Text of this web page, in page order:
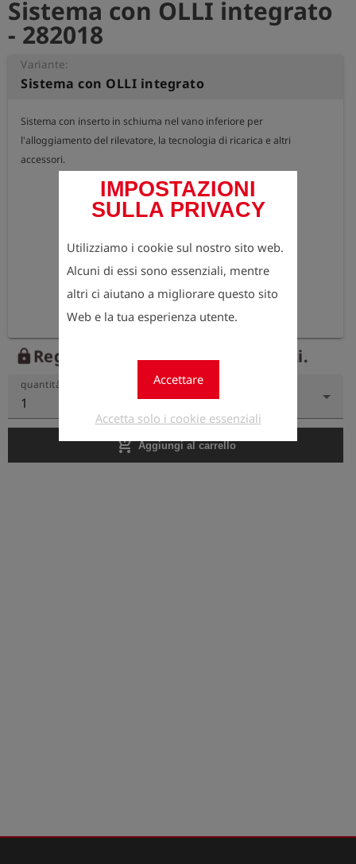
IMPOSTAZIONI
SULLA PRIVACY
Utilizziamo i cookie sul nostro sito web.
Alcuni di essi sono essenziali, mentre
altri ci aiutano a migliorare questo sito
Web e la tua esperienza utente.
Accettare
Accetta solo i cookie essenziali
Sistema con OLLI integrato
- 282018
Variante:
Sistema con OLLI integrato
Sistema con inserto in schiuma nel vano inferiore per
l'alloggiamento del rilevatore, la tecnologia di ricarica e altri
accessori.
lock Registrati ora per vedere i prezzi.
quantità
1
add_shopping_cart Aggiungi al carrello